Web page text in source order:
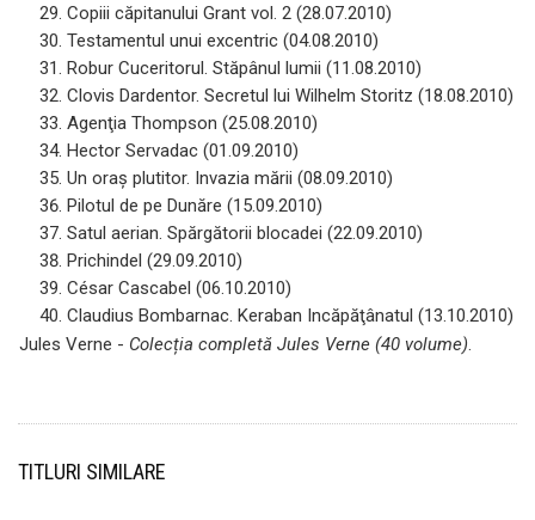
Copiii căpitanului Grant vol. 2 (28.07.2010)
Testamentul unui excentric (04.08.2010)
Robur Cuceritorul. Stăpânul lumii (11.08.2010)
Clovis Dardentor. Secretul lui Wilhelm Storitz (18.08.2010)
Agenţia Thompson (25.08.2010)
Hector Servadac (01.09.2010)
Un oraş plutitor. Invazia mării (08.09.2010)
Pilotul de pe Dunăre (15.09.2010)
Satul aerian. Spărgătorii blocadei (22.09.2010)
Prichindel (29.09.2010)
César Cascabel (06.10.2010)
Claudius Bombarnac. Keraban Incăpăţânatul (13.10.2010)
Jules Verne - Colecția completă Jules Verne (40 volume).
TITLURI SIMILARE